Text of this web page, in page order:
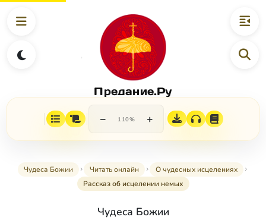
Предание.Ру
− 110% +
Чудеса Божии Читать онлайн
О чудесных исцелениях
Рассказ об исцелении немых
Чудеса Божии